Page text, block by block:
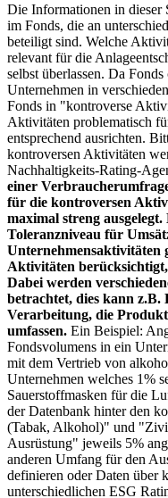
Die Informationen in dieser
im Fonds, die an
beteiligt sind. Welche
relevant für die
selbst überlassen. Da
Unternehmen in
Fonds in "kontroverse
Aktivitäten problematisch
entsprechend ausrichten.
kontroversen Aktivitäten
Nachhaltigkeits-Rating-
einer
für die kontroversen
maximal streng
Toleranzniveau für
Unternehmensaktivitäten
Aktivitäten
Dabei werden
betrachtet, dies kann z.B.
Verarbeitung, die
umfassen. Ein Beispiel:
Fondsvolumens in ein
mit dem Vertrieb von
Unternehmen welches 1%
Sauerstoffmasken für die
der Datenbank hinter den
(Tabak, Alkohol)" und
Ausrüstung" jeweils 5%
anderen Umfang für den
definieren oder Daten über
unterschiedlichen ESG